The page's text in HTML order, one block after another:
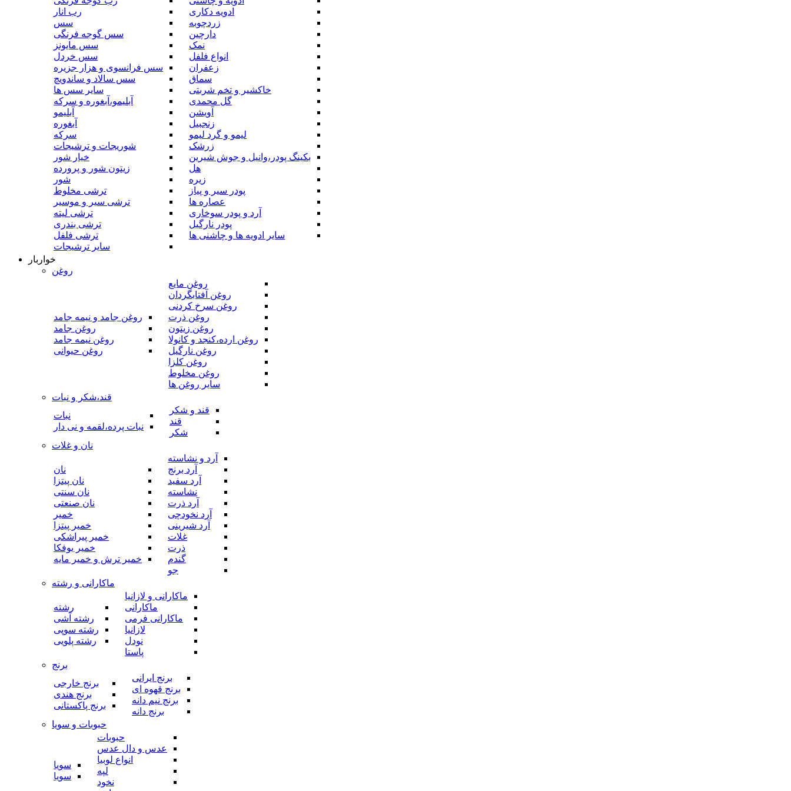
ادویه دکاری
زردچوبه
دارچین
نمک
انواع فلفل
زعفران
سماق
خاکشیر و تخم شربتی
گل محمدی
آویشن
زنجبیل
لیمو و گرد لیمو
زرشک
بکینگ پودر،وانیل و جوش شیرین
هل
زیره
پودر سیر و پیاز
عصاره ها
آرد و پودر سوخاری
پودر نارگیل
سایر ادویه ها و چاشنی ها
رب انار
سس
سس گوجه فرنگی
سس مایونز
سس خردل
سس فرانسوی و هزار جزیره
سس سالاد و ساندویچ
سایر سس ها
آبلیمو،آبغوره و سرکه
آبلیمو
آبغوره
سرکه
شوریجات و ترشیجات
خیار شور
زیتون شور و پرورده
شور
ترشی مخلوط
ترشی سیر و موسیر
ترشی لیته
ترشی بندری
ترشی فلفل
سایر ترشیجات
خواربار
روغن
روغن مایع
روغن آفتابگردان
روغن سرخ کردنی
روغن ذرت
روغن زیتون
روغن ارده،کنجد و کانولا
روغن نارگیل
روغن کلزا
روغن مخلوط
سایر روغن ها
روغن جامد و نیمه جامد
روغن جامد
روغن نیمه جامد
روغن حیوانی
قند،شکر و نبات
قند و شکر
قند
شکر
نبات
نبات پرده،لقمه و نی دار
نان و غلات
آرد و نشاسته
آرد برنج
آرد سفید
نشاسته
آرد ذرت
آرد نخودچی
آرد شیرینی
غلات
ذرت
گندم
جو
نان
نان پیتزا
نان سنتی
نان صنعتی
خمیر
خمیر پیتزا
خمیر پیراشکی
خمیر یوفکا
خمیر ترش و خمیر مایه
ماکارانی و رشته
ماکارانی و لازانیا
ماکارانی
ماکارانی فرمی
لازانیا
نودل
پاستا
رشته
رشته آشی
رشته سوپی
رشته پلویی
برنج
برنج ایرانی
برنج قهوه ای
برنج نیم دانه
برنج دانه
برنج خارجی
برنج هندی
برنج پاکستانی
حبوبات و سویا
حبوبات
عدس و دال عدس
انواع لوبیا
لپه
نخود
سویا
سویا